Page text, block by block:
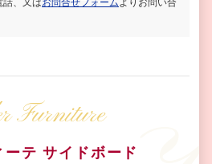
Furniture
ーテ サイドボード